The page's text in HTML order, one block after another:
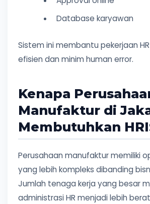
Database karyawan
Sistem ini membantu pekerjaan
efisien dan minim human error.
Kenapa
Manufaktur di
Membutuhkan
Perusahaan manufaktur memiliki
yang lebih kompleks dibanding
Jumlah tenaga kerja yang besar
administrasi HR menjadi lebih